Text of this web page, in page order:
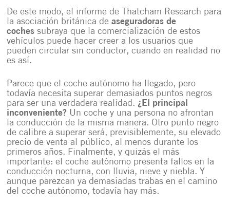
De este modo, el informe de Thatcham Research para
la asociación británica deaseguradoras de
cochessubraya que la comercialización de estos
vehículos puede hacer creer a los usuarios que
pueden circular sin conductor, cuando en realidad no
es así.
Parece que el coche autónomo ha llegado, pero
todavía necesita superar demasiados puntos negros
para ser una verdadera realidad. ¿El principal
inconveniente? Un coche y una persona no afrontan
la conducción de la misma manera. Otro punto negro
de calibre a superar será, previsiblemente, su elevado
precio de venta al público, al menos durante los
primeros años. Finalmente, y quizás el más
importante: el coche autónomo presenta fallos en la
conducción nocturna, con lluvia, nieve y niebla. Y
aunque parezcan ya demasiadas trabas en el camino
del coche autónomo, todavía hay más.